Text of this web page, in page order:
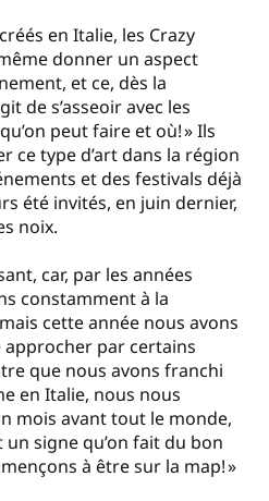
en Italie, les Crazy
donner un aspect
et ce, dès la
de s’asseoir avec les
peut faire et où! » Ils
ce type d’art dans la région
et des festivals déjà
été invités, en juin dernier,
noix.
car, par les années
constamment à la
cette année nous avons
par certains
que nous avons franchi
en Italie, nous nous
mois avant tout le monde,
un signe qu’on fait du bon
à être sur la map! »